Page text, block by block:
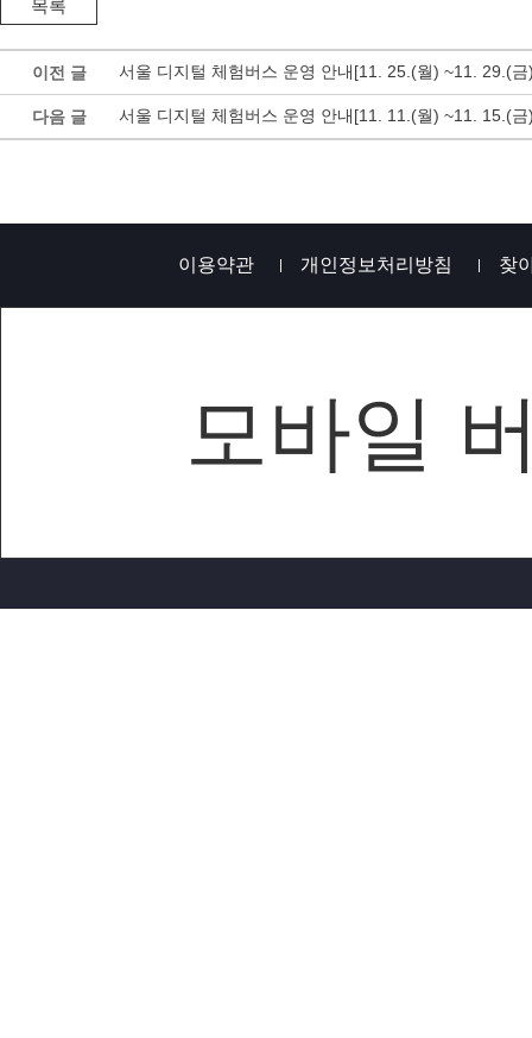
이전 글 서울 디지털 체험버스 운영 안내[11. 25.(월) ~11. 29.(금
다음 글 서울 디지털 체험버스 운영 안내[11. 11.(월) ~11. 15.(금
이용약관 개인정보처리방침 찾
재단법인 서울AI재단 | 사업자등록번호 : 458-82-
모바일